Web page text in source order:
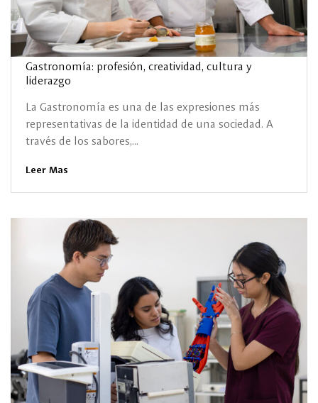
Gastronomía: profesión, creatividad, cultura y
liderazgo
La Gastronomía es una de las expresiones más
representativas de la identidad de una sociedad. A
través de los sabores,...
Leer Mas